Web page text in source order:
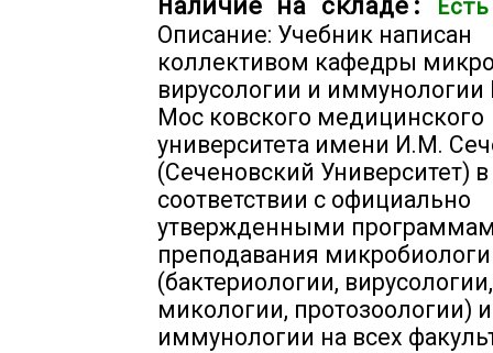
Описание: Учебник написан
коллективом кафедры
вирусологии и иммунологии
Мос ковского медицинского
университета имени И.М.
(Сеченовский Университет) в
соответствии с официально
утвержденными
преподавания
(бактериологии, вирусологии,
микологии, протозоологии) и
иммунологии на всех